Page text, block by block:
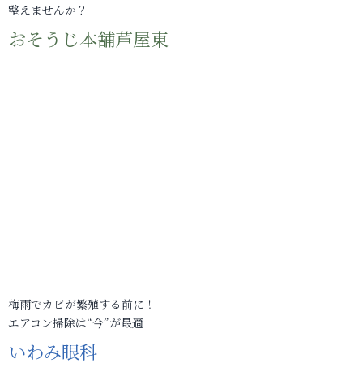
整えませんか？
おそうじ本舗芦屋東
梅雨でカビが繁殖する前に！
エアコン掃除は“今”が最適
いわみ眼科